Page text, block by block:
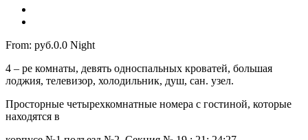
From: руб.0.0 Night
4 – ре комнаты, девять односпальных кроватей, большая
лоджия, телевизор, холодильник, душ, сан. узел.
Просторные четырехкомнатные номера с гостиной, которые
находятся в